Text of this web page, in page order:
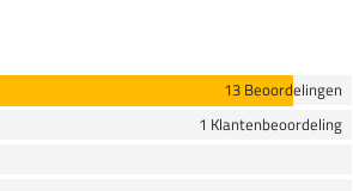
13 Beoordelingen
1 Klantenbeoordeling